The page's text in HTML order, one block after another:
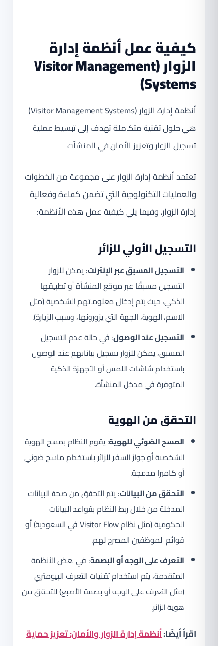
كيفية عمل أنظمة إدارة
الزوار (Visitor Management
Systems)
أنظمة إدارة الزوار (Visitor Management Systems)
هي حلول تقنية متكاملة تهدف إلى تبسيط عملية
تسجيل الزوار وتعزيز الأمان في المنشآت.
تعتمد أنظمة إدارة الزوار على مجموعة من الخطوات
والعمليات التكنولوجية التي تضمن كفاءة وفعالية
إدارة الزوار، وفيما يلي كيفية عمل هذه الأنظمة:
التسجيل الأولي للزائر
التسجيل المسبق عبر الإنترنت: يمكن للزوار
التسجيل مسبقًا عبر موقع المنشأة أو تطبيقها
الذكي، حيث يتم إدخال معلوماتهم الشخصية (مثل
الاسم، الهوية، الجهة التي يزورونها، وسبب الزيارة).
التسجيل عند الوصول: في حالة عدم التسجيل
المسبق، يمكن للزوار تسجيل بياناتهم عند الوصول
باستخدام شاشات اللمس أو الأجهزة الذكية
المتوفرة في مدخل المنشأة.
التحقق من الهوية
المسح الضوئي للهوية: يقوم النظام بمسح الهوية
الشخصية أو جواز السفر للزائر باستخدام ماسح ضوئي
أو كاميرا مدمجة.
التحقق من البيانات: يتم التحقق من صحة البيانات
المدخلة من خلال ربط النظام بقواعد البيانات
الحكومية (مثل نظام Visitor Flow في السعودية) أو
قوائم الموظفين المصرح لهم.
التعرف على الوجه أو البصمة: في بعض الأنظمة
المتقدمة، يتم استخدام تقنيات التعرف البيومتري
(مثل التعرف على الوجه أو بصمة الأصبع) للتحقق من
هوية الزائر.
اقرأ أيضًا:أنظمة إدارة الزوار والأمان: تعزيز حماية